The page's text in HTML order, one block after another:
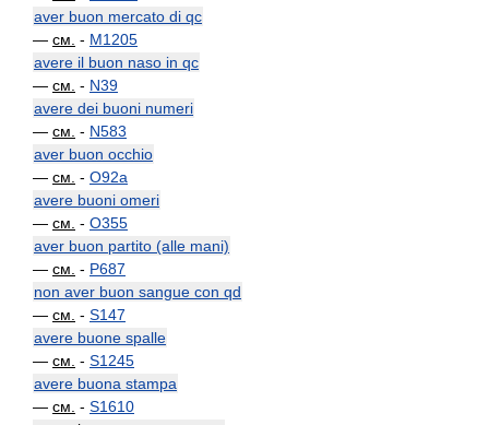
aver buon mercato di qc
— см. - M1205
avere il buon naso in qc
— см. - N39
avere dei buoni numeri
— см. - N583
aver buon occhio
— см. - O92a
avere buoni omeri
— см. - O355
aver buon partito (alle mani)
— см. - P687
non aver buon sangue con qd
— см. - S147
avere buone spalle
— см. - S1245
avere buona stampa
— см. - S1610